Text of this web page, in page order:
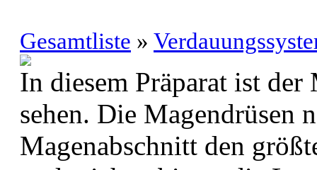
Gesamtliste »
In diesem Präparat ist der
sehen. Die Magendrüsen
Magenabschnitt den